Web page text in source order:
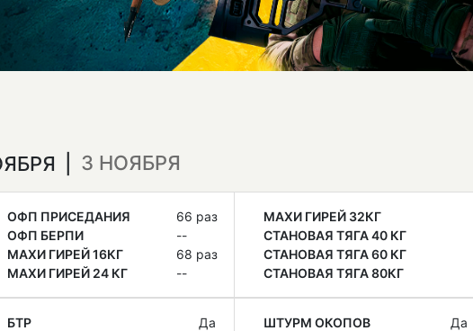
3 НОЯБРЯ
ОФП ПРИСЕДАНИЯ
66 раз
ОФП БЕРПИ
--
МАХИ ГИРЕЙ 16КГ
68 раз
МАХИ ГИРЕЙ 24 КГ
--
МАХИ ГИРЕЙ 32КГ
СТАНОВАЯ ТЯГА 40 КГ
СТАНОВАЯ ТЯГА 60 КГ
СТАНОВАЯ ТЯГА 80КГ
БТР
Да
ШТУРМ ОКОПОВ
Да